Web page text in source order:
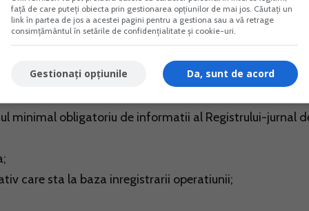
bancare sau de alte imprumuturi;
platite s.a.).
si plati se totalizeaza lunar.
minimal obligatoriu de informatii al Registrului-jurnal
care sta la baza inregistrarii operatiunii;
față de care puteți obiecta prin gestionarea opțiunilor de mai jos. Căutați un
link în partea de jos a acestei pagini pentru a gestiona sau a vă retrage
consimțământul în setările de confidențialitate și cookie-uri.
Da, sunt de acord
Gestionați opțiunile